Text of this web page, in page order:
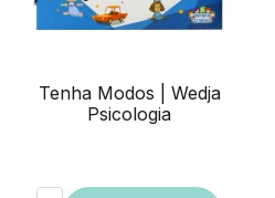
Tenha Modos | Wedja
Psicologia